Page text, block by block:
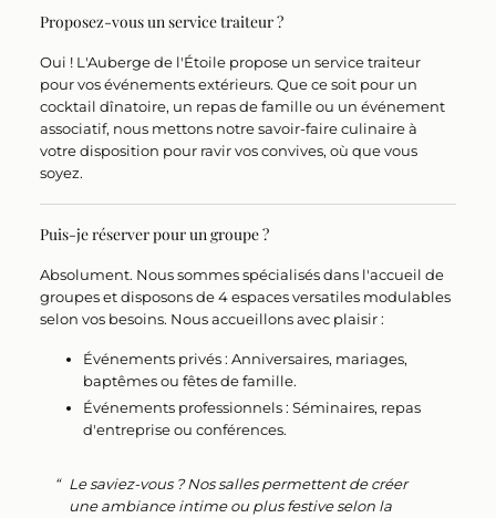
Proposez-vous un service traiteur ?
Oui !L'Auberge de l'Étoile propose un service traiteur
pour vos événements extérieurs. Que ce soit pour un
cocktail dînatoire, un repas de famille ou un événement
associatif, nous mettons notre savoir-faire culinaire à
votre disposition pour ravir vos convives, où que vous
soyez.
Puis-je réserver pour un groupe ?
Absolument. Nous sommes spécialisés dans l'accueil de
groupes et disposons de4 espaces versatilesmodulables
selon vos besoins. Nous accueillons avec plaisir :
Événements privés : Anniversaires, mariages,
baptêmes ou fêtes de famille.
Événements professionnels : Séminaires, repas
d'entreprise ou conférences.
Le saviez-vous ?Nos salles permettent de créer
une ambiance intime ou plus festive selon la